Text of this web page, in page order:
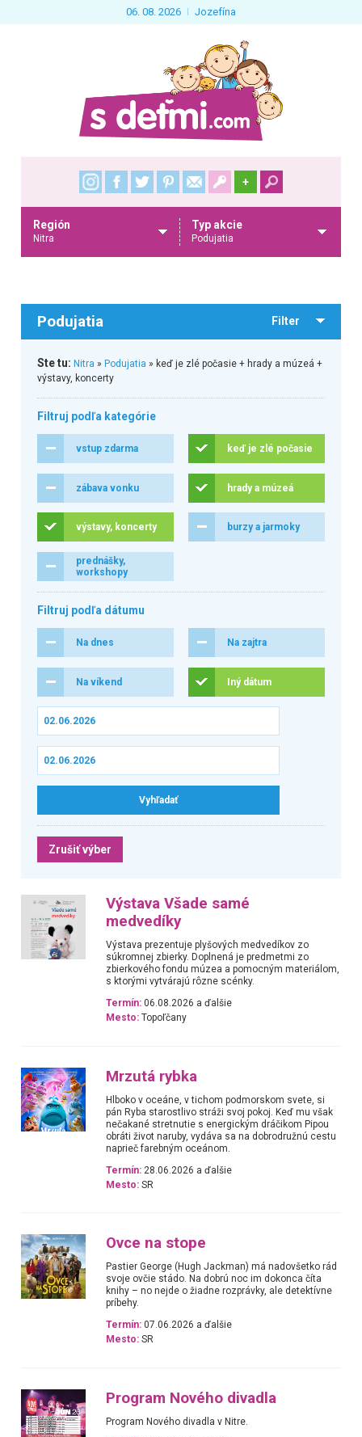
06. 08. 2026 Jozefína
+
Región
Nitra
Typ akcie
Podujatia
Podujatia Filter
Ste tu: Nitra » Podujatia » keď je zlé počasie + hrady a múzeá +
výstavy, koncerty
Filtruj podľa kategórie
vstup zdarma keď je zlé počasie
zábava vonku hrady a múzeá
výstavy, koncerty burzy a jarmoky
prednášky,
workshopy
Filtruj podľa dátumu
Na dnes Na zajtra
Na víkend Iný dátum
Zrušiť výber
Výstava Všade samé
medvedíky
Výstava prezentuje plyšových medvedíkov zo
súkromnej zbierky. Doplnená je predmetmi zo
zbierkového fondu múzea a pomocným materiálom,
s ktorými vytvárajú rôzne scénky.
Termín: 06.08.2026 a ďalšie
Mesto: Topoľčany
Mrzutá rybka
Hlboko v oceáne, v tichom podmorskom svete, si
pán Ryba starostlivo stráži svoj pokoj. Keď mu však
nečakané stretnutie s energickým dráčikom Pipou
obráti život naruby, vydáva sa na dobrodružnú cestu
naprieč farebným oceánom.
Termín: 28.06.2026 a ďalšie
Mesto: SR
Ovce na stope
Pastier George (Hugh Jackman) má nadovšetko rád
svoje ovčie stádo. Na dobrú noc im dokonca číta
knihy – no nejde o žiadne rozprávky, ale detektívne
príbehy.
Termín: 07.06.2026 a ďalšie
Mesto: SR
Program Nového divadla
Program Nového divadla v Nitre.